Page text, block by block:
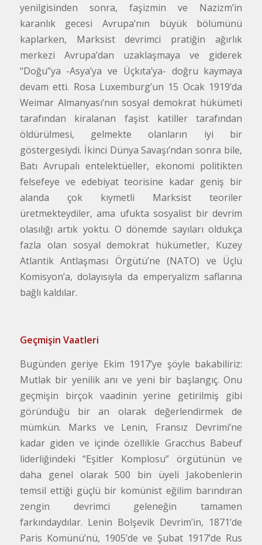
yenilgisinden sonra, faşizmin ve Nazizm’in
karanlık gecesi Avrupa’nın büyük bölümünü
kaplarken, Marksist devrimci pratiğin ağırlık
merkezi Avrupa’dan uzaklaşmaya ve giderek
“Doğu”ya -Asya’ya ve Üçkıta’ya- doğru kaymaya
devam etti. Rosa Luxemburg’un 15 Ocak 1919’da
Weimar Almanyası’nın sosyal demokrat hükümeti
tarafından kiralanan faşist katiller tarafından
öldürülmesi, gelmekte olanların iyi bir
göstergesiydi. İkinci Dünya Savaşı’ndan sonra bile,
Batı Avrupalı entelektüeller, ekonomi politikten
felsefeye ve edebiyat teorisine kadar geniş bir
alanda çok kıymetli Marksist teoriler
üretmekteydiler, ama ufukta sosyalist bir devrim
olasılığı artık yoktu. O dönemde sayıları oldukça
fazla olan sosyal demokrat hükümetler, Kuzey
Atlantik Antlaşması Örgütü’ne (NATO) ve Üçlü
Komisyon’a, dolayısıyla da emperyalizm saflarına
bağlı kaldılar.
Geçmişin Vaatleri
Bugünden geriye Ekim 1917’ye şöyle bakabiliriz:
Mutlak bir yenilik anı ve yeni bir başlangıç. Onu
geçmişin birçok vaadinin yerine getirilmiş gibi
göründüğü bir an olarak değerlendirmek de
mümkün. Marks ve Lenin, Fransız Devrimi’ne
kadar giden ve içinde özellikle Gracchus Babeuf
liderliğindeki “Eşitler Komplosu” örgütünün ve
daha genel olarak 500 bin üyeli Jakobenlerin
temsil ettiği güçlü bir komünist eğilim barındıran
zengin devrimci geleneğin tamamen
farkındaydılar. Lenin Bolşevik Devrim’in, 1871’de
Paris Komünü’nü, 1905’de ve Şubat 1917’de Rus